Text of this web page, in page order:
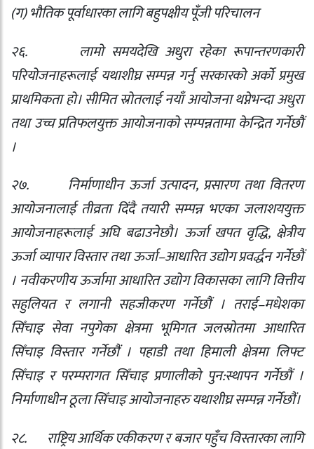
(ग) भौतिक पूर्वाधारका लागि बहुपक्षीय पूँजी परिचालन
२६.
लामो समयदेखि अधुरा रहेका रूपान्तरणकारी
परियोजनाहरूलाई यथाशीघ्र सम्पन्न गर्नु सरकारको अर्को प्रमुख
प्राथमिकता हो। सीमित स्रोतलाई नयाँ आयोजना थप्नेभन्दा अधुरा
तथा उच्च प्रतिफलयुक्त आयोजनाको सम्पन्नतामा केन्द्रित गर्नेछौं
।
२७.
निर्माणाधीन ऊर्जा उत्पादन, प्रसारण तथा वितरण
आयोजनालाई तीव्रता दिंदै तयारी सम्पन्न भएका जलाशययुक्त
आयोजनाहरूलाई अघि बढाउनेछौ। ऊर्जा खपत वृद्धि, क्षेत्रीय
ऊर्जा व्यापार विस्तार तथा ऊर्जा–आधारित उद्योग प्रवर्द्धन गर्नेछौं
। नवीकरणीय ऊर्जामा आधारित उद्योग विकासका लागि वित्तीय
सहुलियत र लगानी सहजीकरण गर्नेछौं । तराई–मधेशका
सिँचाइ सेवा नपुगेका क्षेत्रमा भूमिगत जलस्रोतमा आधारित
सिँचाइ विस्तार गर्नेछौं । पहाडी तथा हिमाली क्षेत्रमा लिफ्ट
सिँचाइ र परम्परागत सिँचाइ प्रणालीको पुन:स्थापन गर्नेछौं ।
निर्माणाधीन ठूला सिँचाइ आयोजनाहरु यथाशीघ्र सम्पन्न गर्नेछौं।
२८.
राष्ट्रिय आर्थिक एकीकरण र बजार पहुँच विस्तारका लागि